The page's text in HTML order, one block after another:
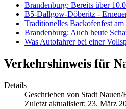
Brandenburg: Bereits über
B5-Dallgow-Döberitz -
Traditionelles Backofenfest
Brandenburg: Auch heute
Was Autofahrer bei einer
Verkehrshinweis für
Details
Geschrieben von Stadt Nauen/
Zuletzt aktualisiert: 23. März